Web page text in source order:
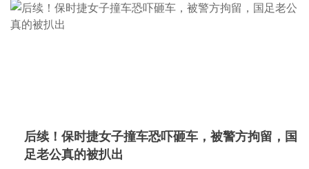
后续！保时捷女子撞车恐吓砸车，被警方拘留，国
足老公真的被扒出